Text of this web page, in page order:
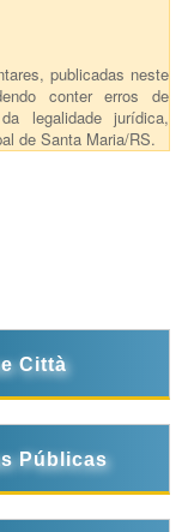
publicadas neste
conter erros de
legalidade jurídica,
de Santa Maria/RS.
Città
Públicas